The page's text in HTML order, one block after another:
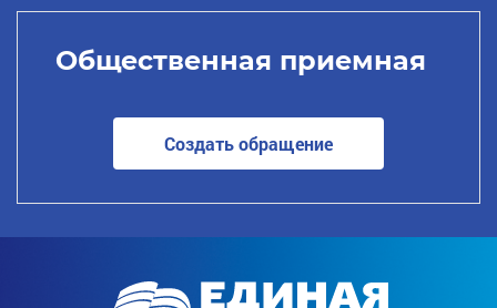
Общественная приемная
Создать обращение